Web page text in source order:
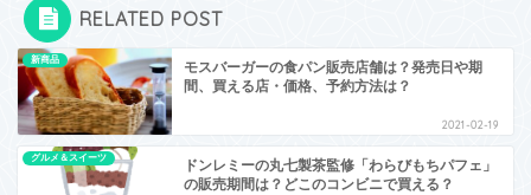
RELATED POST
新商品
モスバーガーの食パン販売店舗は？発売日や期
間、買える店・価格、予約方法は？
2021-02-19
グルメ＆スイーツ
ドンレミーの丸七製茶監修「わらびもちパフェ」
の販売期間は？どこのコンビニで買える？